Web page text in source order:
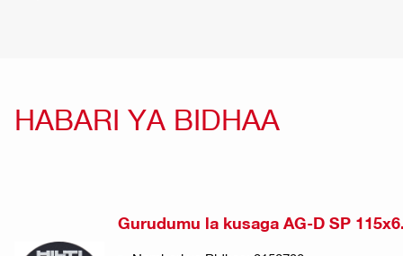
HABARI YA BIDHAA
Gurudumu la kusaga AG-D SP